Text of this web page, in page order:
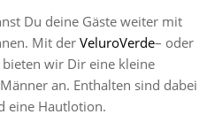
Du deine Gäste weiter mit
Mit derVeluroVerde– oder
bieten wir Dir eine kleine
an. Enthalten sind dabei
eine Hautlotion.